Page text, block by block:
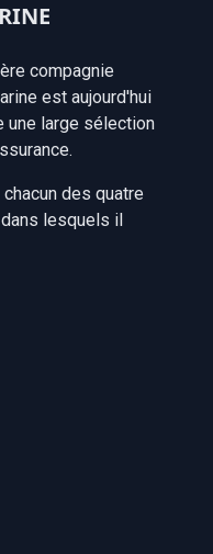
compagnie
est aujourd'hui
une large sélection
des quatre
lesquels il